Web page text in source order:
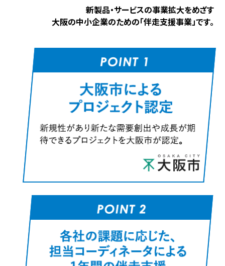
新製品・サービスの事業拡⼤をめざす
⼤阪の中⼩企業のための「伴⾛⽀援事業」です。